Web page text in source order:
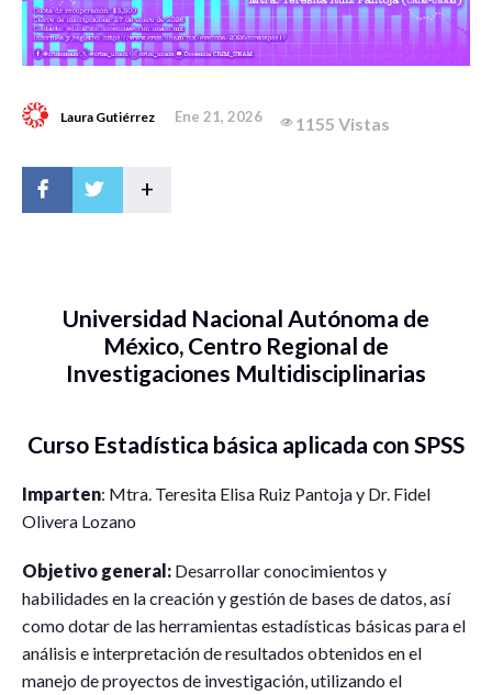
Laura Gutiérrez Ene 21, 2026 1155 Vistas
+
Universidad Nacional Autónoma de
México, Centro Regional de
Investigaciones Multidisciplinarias
Curso Estadística básica aplicada con SPSS
Imparten: Mtra. Teresita Elisa Ruiz Pantoja y Dr. Fidel
Olivera Lozano
Objetivo general: Desarrollar conocimientos y
habilidades en la creación y gestión de bases de datos, así
como dotar de las herramientas estadísticas básicas para el
análisis e interpretación de resultados obtenidos en el
manejo de proyectos de investigación, utilizando el